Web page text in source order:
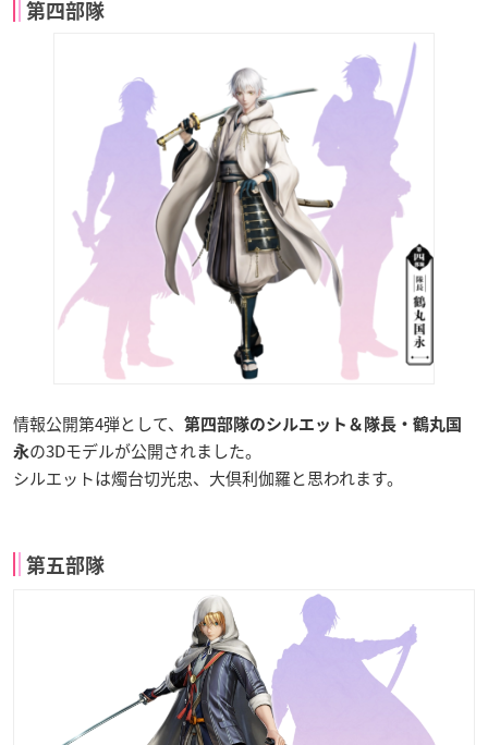
第四部隊
情報公開第4弾として、
第四部隊のシルエット＆隊長・鶴丸国
永の3Dモデルが公開されました。
シルエットは燭台切光忠、大倶利伽羅と思われます。
第五部隊